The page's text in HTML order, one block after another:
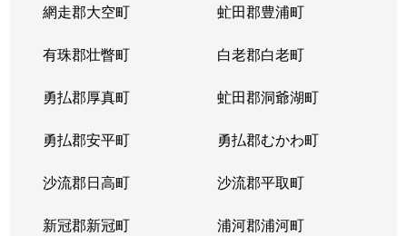
網走郡大空町 虻田郡豊浦町
有珠郡壮瞥町 白老郡白老町
勇払郡厚真町 虻田郡洞爺湖町
勇払郡安平町 勇払郡むかわ町
沙流郡日高町 沙流郡平取町
新冠郡新冠町 浦河郡浦河町